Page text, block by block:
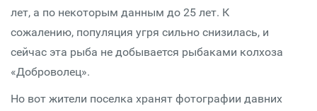
лет, а по некоторым данным до 25 лет. К
сожалению, популяция угря сильно снизилась, и
сейчас эта рыба не добывается рыбаками колхоза
«Доброволец».
Но вот жители поселка хранят фотографии давних